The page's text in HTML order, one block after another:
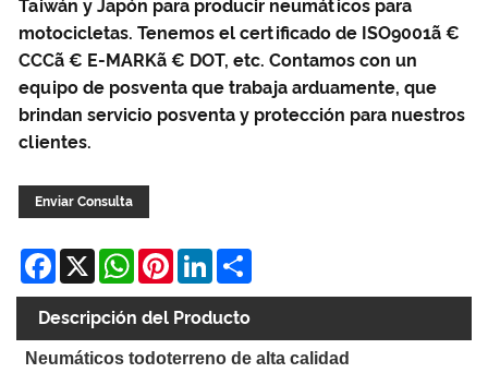
Taiwán y Japón para producir neumáticos para
motocicletas. Tenemos el certificado de ISO9001ã €
CCCã € E-MARKã € DOT, etc. Contamos con un
equipo de posventa que trabaja arduamente, que
brindan servicio posventa y protección para nuestros
clientes.
Enviar Consulta
Facebook
X WhatsApp
Pinterest
LinkedIn
Descripción del Producto
Neumáticos todoterreno de alta calidad